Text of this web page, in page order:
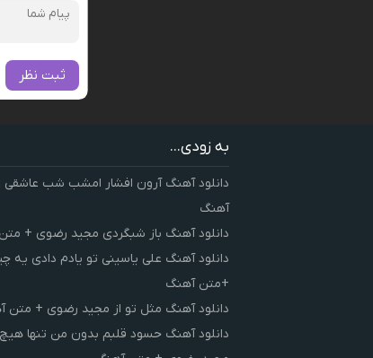
ثبت نظر
به زودی...
دانلود آهنگ آرون افشار امشب شب عاشقی
آهنگ
دانلود آهنگ باز شبگردی مجید رضوی +
دانلود آهنگ علی یاسینی تو یادم دادی یه
+متن آهنگ
دانلود آهنگ مثل تو از مجید رضوی + متن
دانلود آهنگ حسود قلبم بدون من تنها